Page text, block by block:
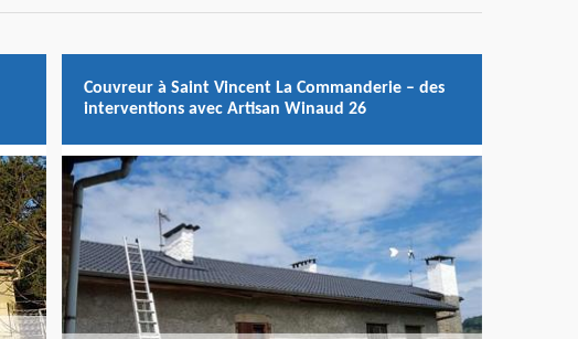
Couvreur à Saint Vincent La Commanderie – des
interventions avec Artisan Winaud 26